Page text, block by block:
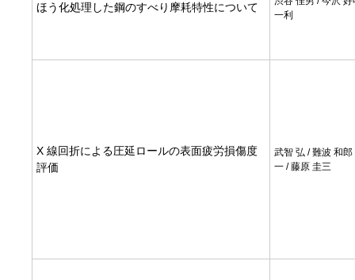
ほう化処理した鋼のすべり摩耗特性について
一利
X 線回折による圧延ロールの表面疲労損傷度
評価
武智 弘 / 難波 和郎
一 / 藤原 圭三